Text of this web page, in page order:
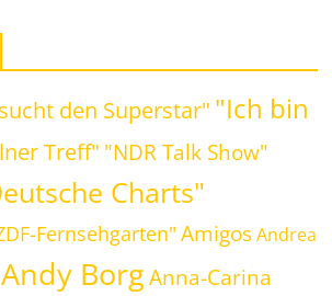
den Superstar" "Ich bin
Treff" "NDR Talk Show"
Charts"
Fernsehgarten" Amigos Andrea
Andy Borg Anna-Carina